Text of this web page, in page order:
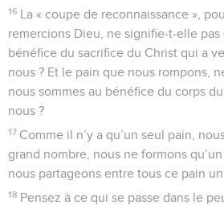
16 La « coupe de reconnaissance »,
remercions Dieu, ne signifie-t-elle pas
bénéfice du sacrifice du Christ qui a
nous ? Et le pain que nous rompons,
nous sommes au bénéfice du corps
nous ?
17 Comme il n’y a qu’un seul pain,
grand nombre, nous ne formons
nous partageons entre tous ce pain
18 Pensez à ce qui se passe dans le